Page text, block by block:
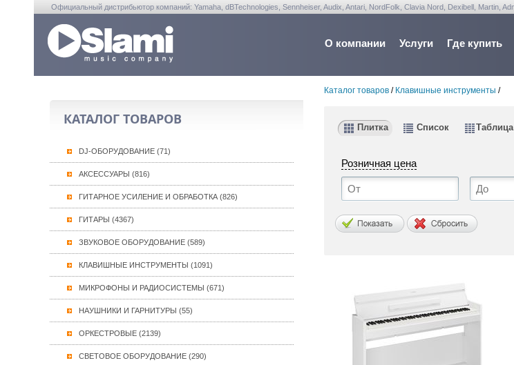
Официальный дистрибьютор компаний: Yamaha, dBTechnologies, Sennheiser, Audix, Antari, NordFolk, Clavia Nord, Dexibell, Martin,
О компании Услуги Где купить
КАТАЛОГ ТОВАРОВ
DJ-ОБОРУДОВАНИЕ (71)
АКСЕССУАРЫ (816)
ГИТАРНОЕ УСИЛЕНИЕ И ОБРАБОТКА (826)
ГИТАРЫ (4367)
ЗВУКОВОЕ ОБОРУДОВАНИЕ (589)
КЛАВИШНЫЕ ИНСТРУМЕНТЫ (1091)
МИКРОФОНЫ И РАДИОСИСТЕМЫ (671)
НАУШНИКИ И ГАРНИТУРЫ (55)
ОРКЕСТРОВЫЕ (2139)
СВЕТОВОЕ ОБОРУДОВАНИЕ (290)
Каталог товаров / Клавишные инструменты /
Плитка Список Таблица
Розничная цена